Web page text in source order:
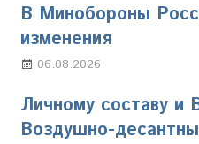
В Минобороны
изменения
06.08.2026
Личному составу и
Воздушно-